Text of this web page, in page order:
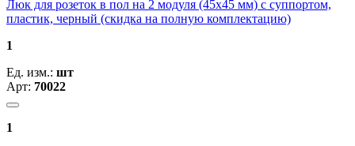
Люк для розеток в пол на 2 модуля (45х45 мм) с суппортом,
пластик, черный (скидка на полную комплектацию)
1
Ед. изм.: шт
Арт: 70022
1